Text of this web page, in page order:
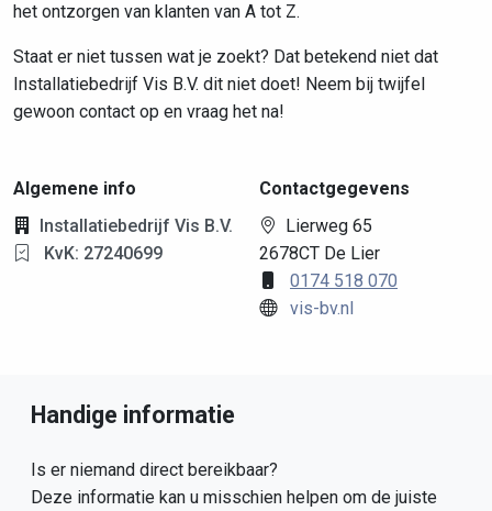
het ontzorgen van klanten van A tot Z.
Staat er niet tussen wat je zoekt? Dat betekend niet dat
Installatiebedrijf Vis B.V. dit niet doet! Neem bij twijfel
gewoon contact op en vraag het na!
Algemene info
Installatiebedrijf Vis B.V.
KvK: 27240699
Contactgegevens
Lierweg 65
2678CT De Lier
0174 518 070
vis-bv.nl
Handige informatie
Is er niemand direct bereikbaar?
Deze informatie kan u misschien helpen om de juiste